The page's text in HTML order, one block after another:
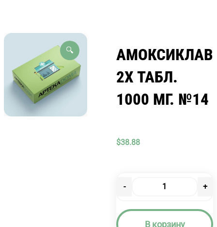
🔍
АМОКСИКЛАВ
2Х ТАБЛ.
1000 МГ. №14
$38.88
-
АМОКСИКЛАВ
+
В корзину